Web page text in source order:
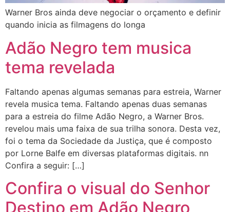
Warner Bros ainda deve negociar o orçamento e definir
quando inicia as filmagens do longa
Adão Negro tem musica
tema revelada
Faltando apenas algumas semanas para estreia, Warner
revela musica tema. Faltando apenas duas semanas
para a estreia do filme Adão Negro, a Warner Bros.
revelou mais uma faixa de sua trilha sonora. Desta vez,
foi o tema da Sociedade da Justiça, que é composto
por Lorne Balfe em diversas plataformas digitais. nn
Confira a seguir: […]
Confira o visual do Senhor
Destino em Adão Negro